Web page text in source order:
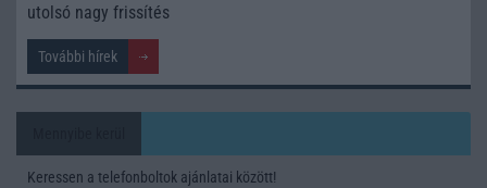
utolsó nagy frissítés
További hírek
Keressen a telefonboltok ajánlatai között!